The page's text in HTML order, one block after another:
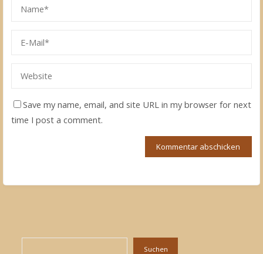
Save my name, email, and site URL in my browser for next
time I post a comment.
Suchen